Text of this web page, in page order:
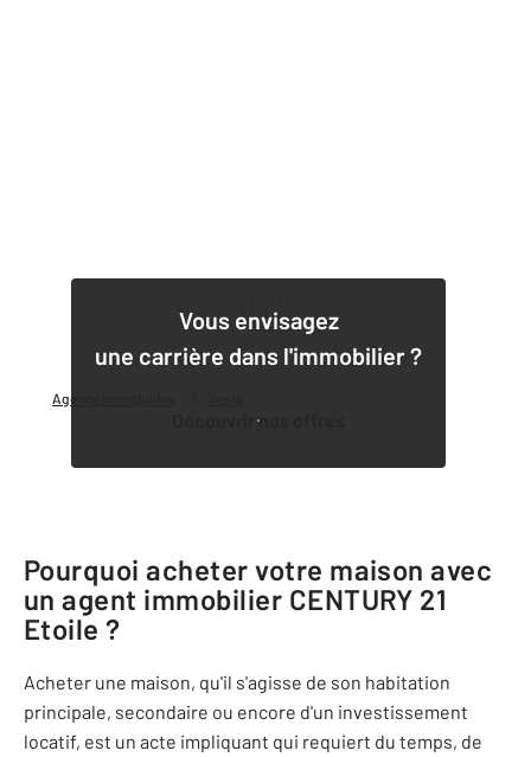
Agence immobilière
Vous envisagez
une carrière dans l'immobilier ?
Découvrir nos offres
1
Pourquoi acheter votre maison avec
un agent immobilier CENTURY 21
Etoile ?
Acheter une maison, qu'il s'agisse de son habitation
principale, secondaire ou encore d'un investissement
locatif, est un acte impliquant qui requiert du temps, de